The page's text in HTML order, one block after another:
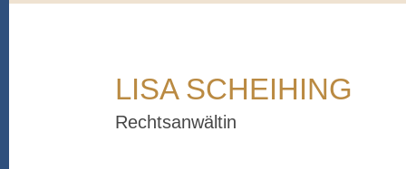
LISA SCHEIHING
Rechtsanwältin